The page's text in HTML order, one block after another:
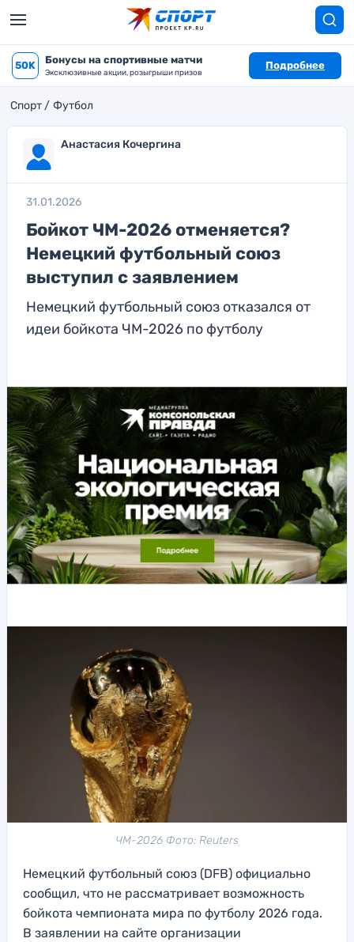
50K Бонусы на спортивные матчи
Эксклюзивные акции, розыгрыши призов
Подробнее
Спорт Футбол
Анастасия Кочергина
31.01.2026
Бойкот ЧМ-2026 отменяется?
Немецкий футбольный союз
выступил с заявлением
Немецкий футбольный союз отказался от
идеи бойкота ЧМ-2026 по футболу
ЧМ-2026 Фото: Reuters
Немецкий футбольный союз (DFB) официально
сообщил, что не рассматривает возможность
бойкота чемпионата мира по футболу 2026 года.
В заявлении на сайте организации